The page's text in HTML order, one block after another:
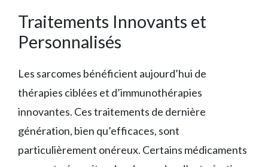
Traitements Innovants et
Personnalisés
Les sarcomes bénéficient aujourd’hui de
thérapies ciblées et d’immunothérapies
innovantes. Ces traitements de dernière
génération, bien qu’efficaces, sont
particulièrement onéreux. Certains médicaments